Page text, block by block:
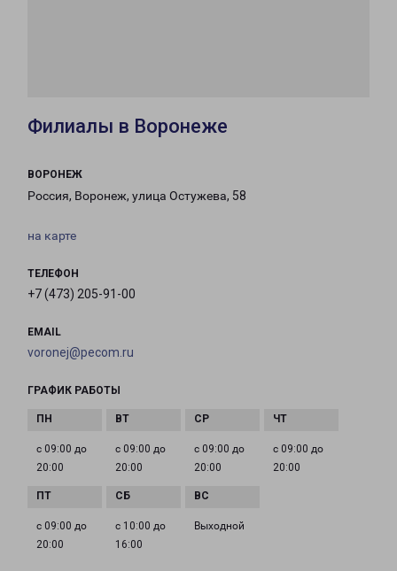
Филиалы в Воронеже
ВОРОНЕЖ
Россия, Воронеж, улица Остужева, 58
на карте
ТЕЛЕФОН
+7 (473) 205-91-00
EMAIL
voronej@pecom.ru
ГРАФИК РАБОТЫ
с 09:00 до
20:00
с 09:00 до
20:00
с 09:00 до
20:00
с 09:00 до
20:00
с 09:00 до
20:00
с 10:00 до
16:00
Выходной